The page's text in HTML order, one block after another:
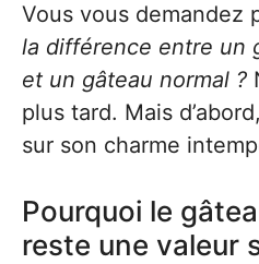
Vous vous demandez
la différence entre un
et un gâteau normal ?
plus tard. Mais
sur son charme
Pourquoi le
reste une valeur